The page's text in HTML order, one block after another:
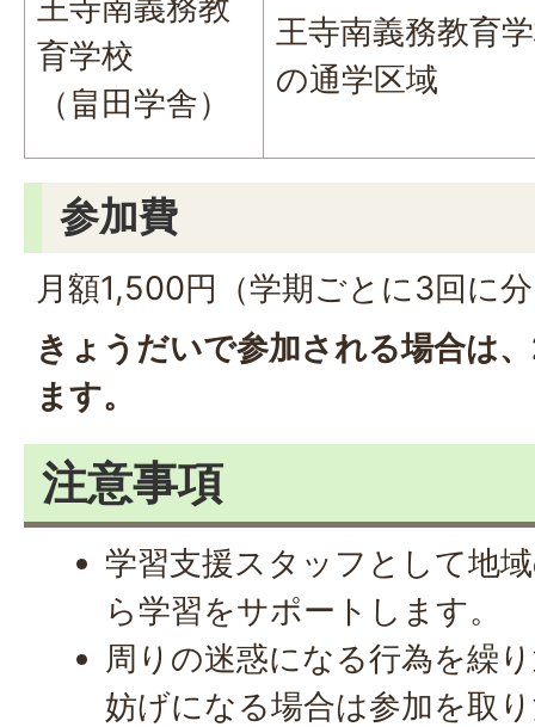
育学校
（畠田学舎）
王寺南義務教育
の通学区域
参加費
月額1,500円（学期ごとに3回に
きょうだいで参加される場合は
ます。
注意事項
学習支援スタッフとして地
ら学習をサポートします。
周りの迷惑になる行為を繰
妨げになる場合は参加を取